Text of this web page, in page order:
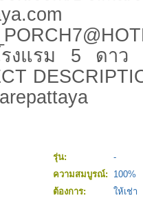
งแรม 5 ดาว
รุ่น:
-
ความสมบูรณ์:
100%
ต้องการ:
ให้เช่า